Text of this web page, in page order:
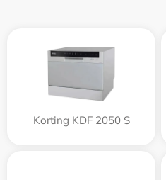
Korting KDF 2050 S